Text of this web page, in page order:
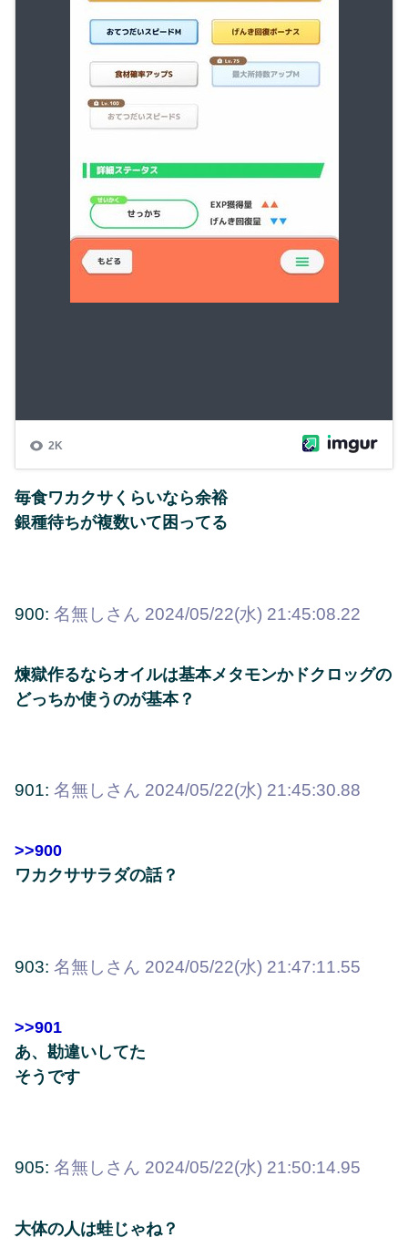
毎食ワカクサくらいなら余裕
銀種待ちが複数いて困ってる
900: 名無しさん 2024/05/22(水) 21:45:08.22
煉獄作るならオイルは基本メタモンかドクロッグの
どっちか使うのが基本？
901: 名無しさん 2024/05/22(水) 21:45:30.88
>>900
ワカクササラダの話？
903: 名無しさん 2024/05/22(水) 21:47:11.55
>>901
あ、勘違いしてた
そうです
905: 名無しさん 2024/05/22(水) 21:50:14.95
大体の人は蛙じゃね？